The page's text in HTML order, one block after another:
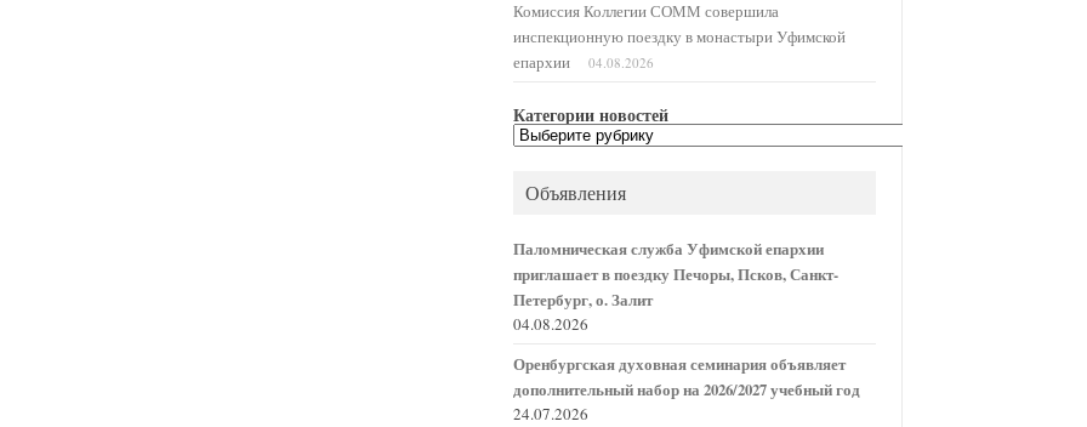
Комиссия Коллегии СОММ совершила
инспекционную поездку в монастыри Уфимской
епархии
04.08.2026
Категории новостей
Категории
новостей
Объявления
Паломническая служба Уфимской епархии
приглашает в поездку Печоры, Псков, Санкт-
Петербург, о. Залит
04.08.2026
Оренбургская духовная семинария объявляет
дополнительный набор на 2026/2027 учебный год
24.07.2026